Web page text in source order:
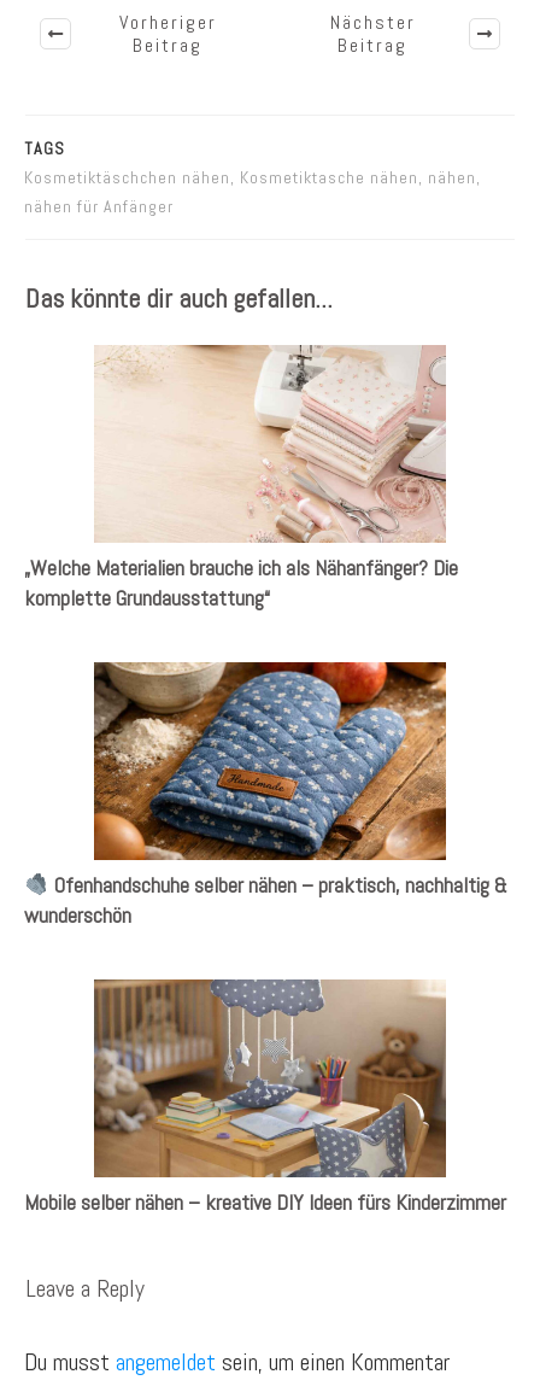
Vorheriger
Beitrag
Nächster
Beitrag
TAGS
Kosmetiktäschchen nähen, Kosmetiktasche nähen, nähen,
nähen für Anfänger
Das könnte dir auch gefallen...
„Welche Materialien brauche ich als Nähanfänger? Die
komplette Grundausstattung“
Ofenhandschuhe selber nähen – praktisch, nachhaltig &
wunderschön
Mobile selber nähen – kreative DIY Ideen fürs Kinderzimmer
Leave a Reply
Du musst angemeldet sein, um einen Kommentar